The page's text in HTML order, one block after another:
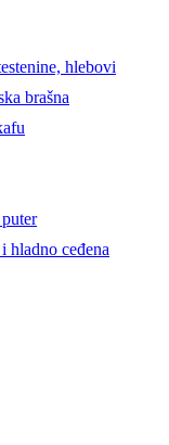
hlebovi
brašna
hladno ceđena